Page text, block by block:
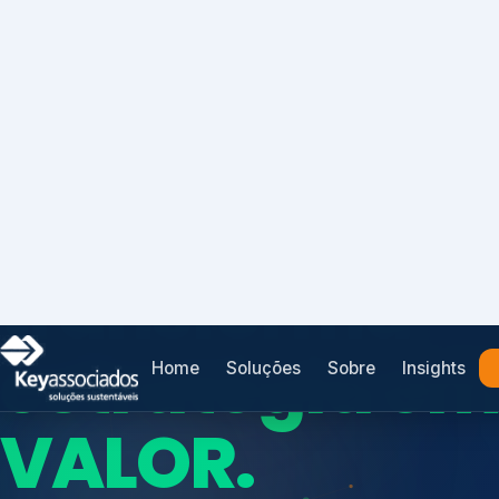
protege seu
negócio.
Consultoria, auditoria e treinamentos em ISO
Índices de Mercado
Mudanças Climáticas
Reputação e Cadeia